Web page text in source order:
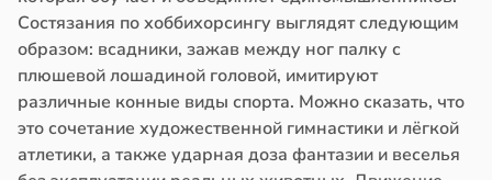
Состязания по хоббихорсингу выглядят следующим
образом: всадники, зажав между ног палку с
плюшевой лошадиной головой, имитируют
различные конные виды спорта. Можно сказать, что
это сочетание художественной гимнастики и лёгкой
атлетики, а также ударная доза фантазии и веселья